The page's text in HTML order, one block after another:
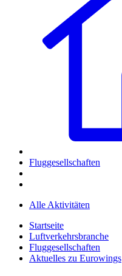
Fluggesellschaften
Alle Aktivitäten
Startseite
Luftverkehrsbranche
Fluggesellschaften
Aktuelles zu Eurowings